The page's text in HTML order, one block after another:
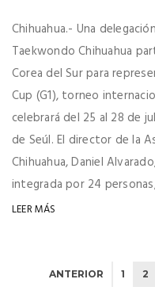
Chihuahua.- Una
Taekwondo Chihuahua
Corea del Sur para
Cup (G1), torneo
celebrará del 25 al 28 de
de Seúl. El director de la
Chihuahua, Daniel
integrada por 24
LEER MÁS
ANTERIOR 1 2